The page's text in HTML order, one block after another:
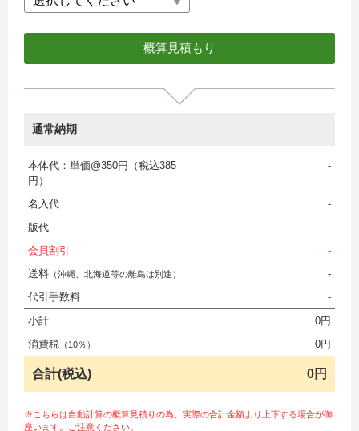
通常納期
本体代：単価@350円（税込385
円）
-
名入代
-
版代
-
会員割引
-
送料 （沖縄、北海道等の離島は別途）
-
代引手数料
-
小計
0円
消費税 （10％） 0円
合計(税込) 0円
※こちらは自動計算の概算見積りの為、実際の合計金額より上下する場合が御
座います。ご注意ください。